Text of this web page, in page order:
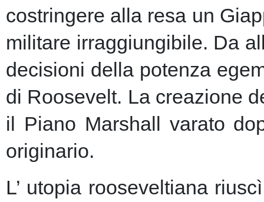
costringere alla resa un
militare irraggiungibile. Da
decisioni della potenza
di Roosevelt. La creazione
il Piano Marshall varato
originario.
L’ utopia rooseveltiana